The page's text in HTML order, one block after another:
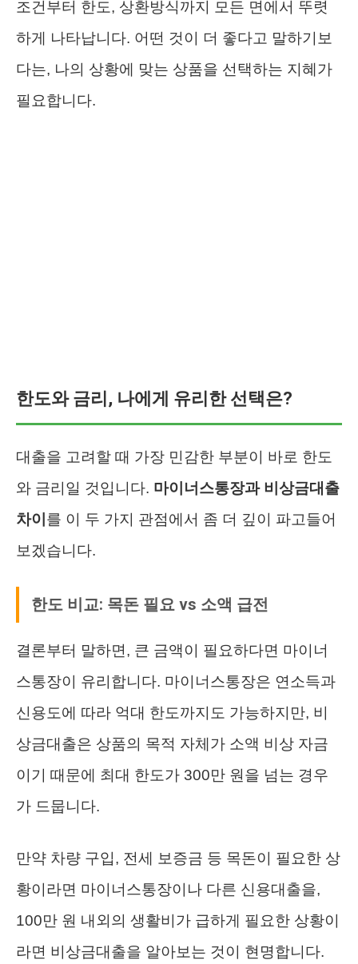
조건부터 한도, 상환방식까지 모든 면에서 뚜렷
하게 나타납니다. 어떤 것이 더 좋다고 말하기보
다는, 나의 상황에 맞는 상품을 선택하는 지혜가
필요합니다.
한도와 금리, 나에게 유리한 선택은?
대출을 고려할 때 가장 민감한 부분이 바로 한도
와 금리일 것입니다. 마이너스통장과 비상금대출
차이 를 이 두 가지 관점에서 좀 더 깊이 파고들어
보겠습니다.
한도 비교: 목돈 필요 vs 소액 급전
결론부터 말하면, 큰 금액이 필요하다면 마이너
스통장이 유리합니다. 마이너스통장은 연소득과
신용도에 따라 억대 한도까지도 가능하지만, 비
상금대출은 상품의 목적 자체가 소액 비상 자금
이기 때문에 최대 한도가 300만 원을 넘는 경우
가 드뭅니다.
만약 차량 구입, 전세 보증금 등 목돈이 필요한 상
황이라면 마이너스통장이나 다른 신용대출을,
100만 원 내외의 생활비가 급하게 필요한 상황이
라면 비상금대출을 알아보는 것이 현명합니다.